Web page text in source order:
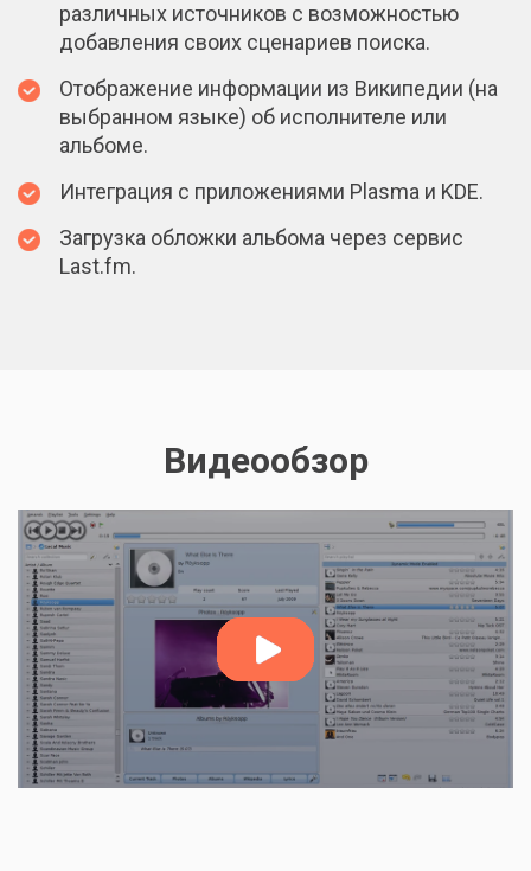
различных источников с возможностью
добавления своих сценариев поиска.
Отображение информации из Википедии (на
выбранном языке) об исполнителе или
альбоме.
Интеграция с приложениями Plasma и KDE.
Загрузка обложки альбома через сервис
Last.fm.
Видеообзор